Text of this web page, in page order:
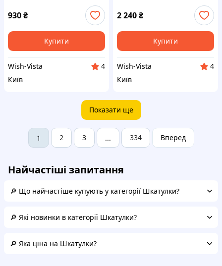
930₴
Купити
Wish-Vista
4
Київ
2 240₴
Купити
Wish-Vista
4
Київ
Показати ще
1 2 3 ... 334 Вперед
Найчастіші запитання
🔎 Що найчастіше купують у категорії Шкатулки?
🔎 Які новинки в категорії Шкатулки?
🔎 Яка ціна на Шкатулки?